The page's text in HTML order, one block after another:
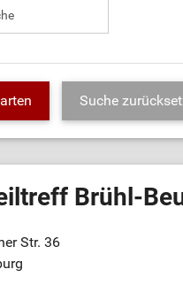
Brühl-
Str. 36